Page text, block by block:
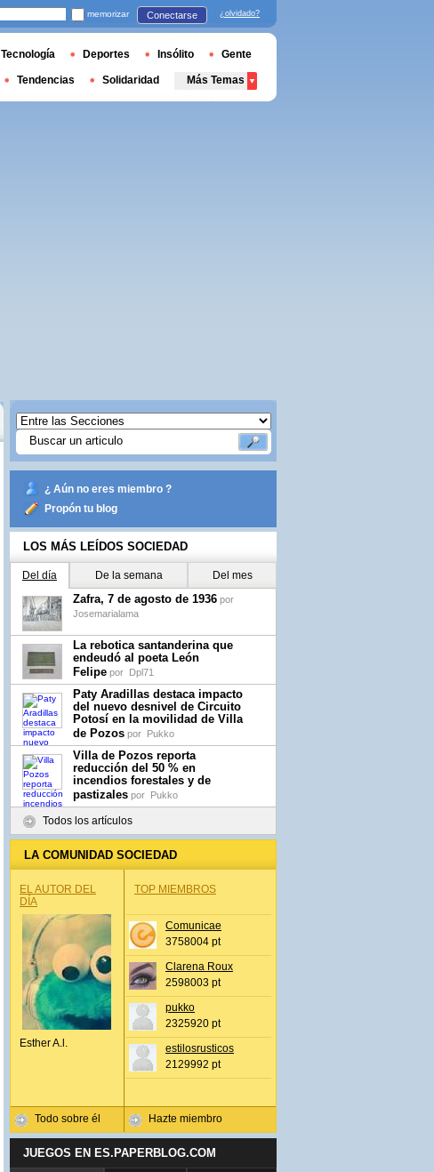
¿ Aún no eres miembro ?
Propón tu blog
LOS MÁS LEÍDOS SOCIEDAD
Del día De la semana Del mes
Zafra, 7 de agosto de 1936 por
Josemarialama
La rebotica santanderina que
endeudó al poeta León
Felipe por Dpl71
Paty Aradillas destaca impacto
del nuevo desnivel de Circuito
Potosí en la movilidad de Villa
de Pozos por Pukko
Villa de Pozos reporta
reducción del 50 % en
incendios forestales y de
pastizales por Pukko
Todos los artículos
LA COMUNIDAD SOCIEDAD
EL AUTOR DEL
DÍA
Esther A.l.
Todo sobre él
TOP MIEMBROS
Comunicae
3758004 pt
Clarena Roux
2598003 pt
pukko
2325920 pt
estilosrusticos
2129992 pt
Hazte miembro
JUEGOS EN ES.PAPERBLOG.COM
memorizar Conectarse ¿olvidado?
Tecnología Deportes Insólito Gente
Tendencias Solidaridad Más Temas